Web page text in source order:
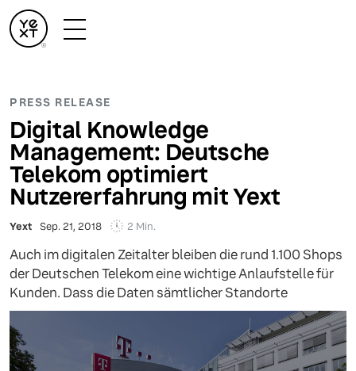
PRESS RELEASE
Digital Knowledge
Management: Deutsche
Telekom optimiert
Nutzererfahrung mit Yext
Yext Sep. 21, 2018 2 Min.
Auch im digitalen Zeitalter bleiben die rund 1.100 Shops
der Deutschen Telekom eine wichtige Anlaufstelle für
Kunden. Dass die Daten sämtlicher Standorte